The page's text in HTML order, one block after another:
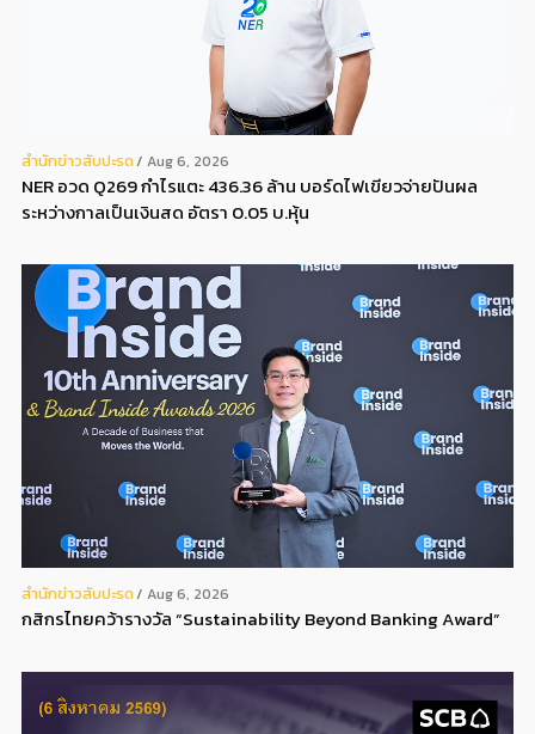
สํานักข่าวสับปะรด Aug 6, 2026
NER อวด Q269 กำไรแตะ 436.36 ล้าน บอร์ดไฟเขียวจ่ายปันผล
ระหว่างกาลเป็นเงินสด อัตรา 0.05 บ.หุ้น
สํานักข่าวสับปะรด Aug 6, 2026
กสิกรไทยคว้ารางวัล “Sustainability Beyond Banking Award”